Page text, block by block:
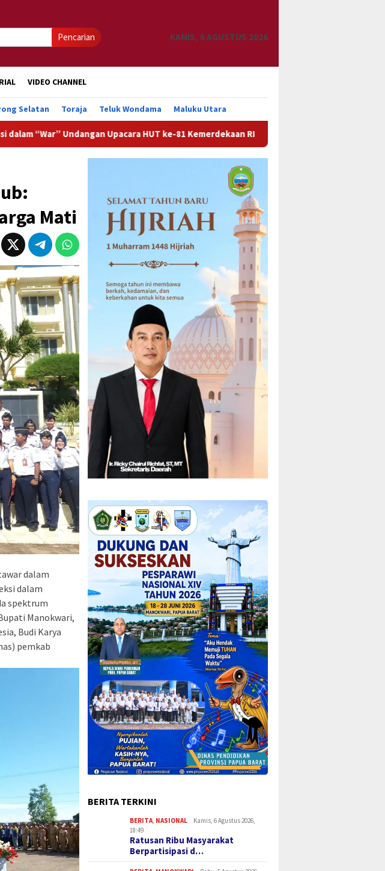
Pencarian KAMIS, 6 AGUSTUS 2026
VIDEO CHANNEL
Selatan Toraja Teluk Wondama Maluku Utara
Upacara HUT ke-81 Kemerdekaan RI Pemkab Manokwari Siap Tindak Lanjuti
Mati
dalam
dalam
spektrum
Manokwari,
Budi Karya
pemkab
BERITA TERKINI
BERITA NASIONAL
Kamis, 6 Agustus 2026,
18:49
Ratusan Ribu Masyarakat
Berpartisipasi d…